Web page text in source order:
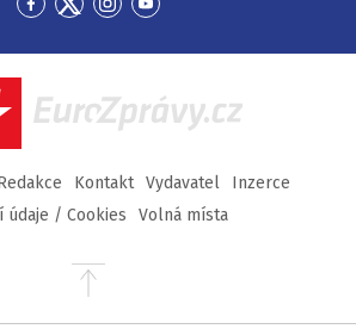
Přejít
Facebook
Přejít
Twitter
Přejít
Instagram
Přejít
YouTube
EuroZprávy.cz
Kontakt Vydavatel
Inzerce
údaje / Cookies
Volná místa
Přejít